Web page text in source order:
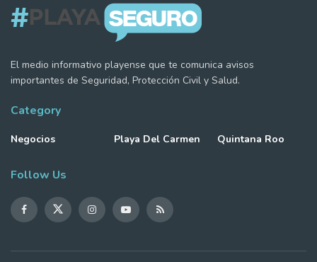
El medio informativo playense que te comunica avisos
importantes de Seguridad, Protección Civil y Salud.
Category
Negocios Playa Del Carmen Quintana Roo
Follow Us